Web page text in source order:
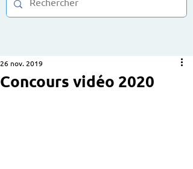
Concours vidéo 2020
26 nov. 2019